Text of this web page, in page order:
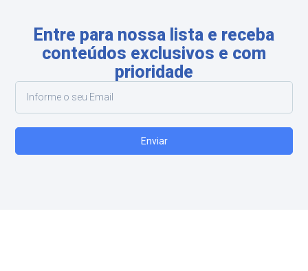
Entre para nossa lista e receba
conteúdos exclusivos e com
prioridade
Enviar